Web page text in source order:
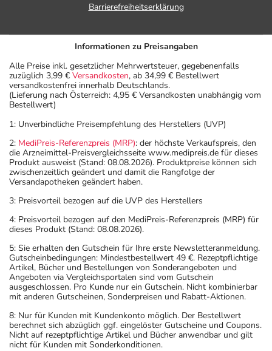
Barrierefreiheitserklärung
Informationen zu Preisangaben
Alle Preise inkl. gesetzlicher Mehrwertsteuer, gegebenenfalls
zuzüglich 3,99 € Versandkosten, ab 34,99 € Bestellwert
versandkostenfrei innerhalb Deutschlands.
(Lieferung nach Österreich: 4,95 € Versandkosten unabhängig vom
Bestellwert)
1: Unverbindliche Preisempfehlung des Herstellers (UVP)
2: MediPreis-Referenzpreis (MRP): der höchste Verkaufspreis, den
die Arzneimittel-Preisvergleichsseite www.medipreis.de für dieses
Produkt ausweist (Stand: 08.08.2026). Produktpreise können sich
zwischenzeitlich geändert und damit die Rangfolge der
Versandapotheken geändert haben.
3: Preisvorteil bezogen auf die UVP des Herstellers
4: Preisvorteil bezogen auf den MediPreis-Referenzpreis (MRP) für
dieses Produkt (Stand: 08.08.2026).
5: Sie erhalten den Gutschein für Ihre erste Newsletteranmeldung.
Gutscheinbedingungen: Mindestbestellwert 49 €. Rezeptpflichtige
Artikel, Bücher und Bestellungen von Sonderangeboten und
Angeboten via Vergleichsportalen sind vom Gutschein
ausgeschlossen. Pro Kunde nur ein Gutschein. Nicht kombinierbar
mit anderen Gutscheinen, Sonderpreisen und Rabatt-Aktionen.
8: Nur für Kunden mit Kundenkonto möglich. Der Bestellwert
berechnet sich abzüglich ggf. eingelöster Gutscheine und Coupons.
Nicht auf rezeptpflichtige Artikel und Bücher anwendbar und gilt
nicht für Kunden mit Sonderkonditionen.